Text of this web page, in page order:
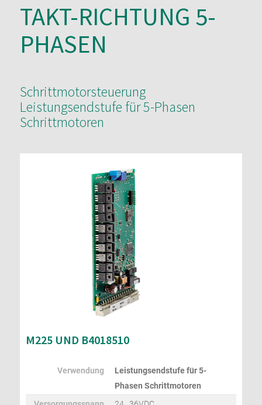
TAKT-RICHTUNG 5-
PHASEN
Schrittmotorsteuerung
Leistungsendstufe für 5-Phasen
Schrittmotoren
M225 UND B4018510
Verwendung
Leistungsendstufe für 5-
Phasen Schrittmotoren